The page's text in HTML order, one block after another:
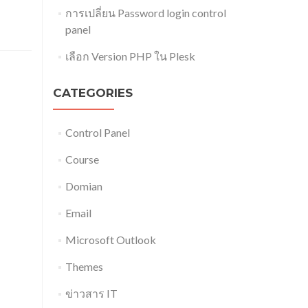
การเปลี่ยน Password login control
panel
เลือก Version PHP ใน Plesk
CATEGORIES
Control Panel
Course
Domian
Email
Microsoft Outlook
Themes
ข่าวสาร IT